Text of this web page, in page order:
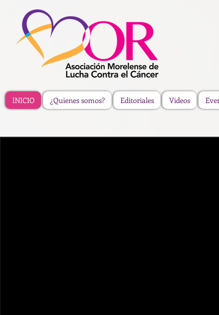
INICIO ¿Quienes somos? Editoriales Videos